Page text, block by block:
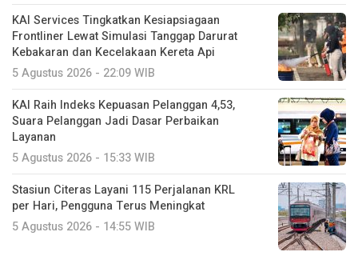
KAI Services Tingkatkan Kesiapsiagaan
Frontliner Lewat Simulasi Tanggap Darurat
Kebakaran dan Kecelakaan Kereta Api
5 Agustus 2026 - 22:09 WIB
KAI Raih Indeks Kepuasan Pelanggan 4,53,
Suara Pelanggan Jadi Dasar Perbaikan
Layanan
5 Agustus 2026 - 15:33 WIB
Stasiun Citeras Layani 115 Perjalanan KRL
per Hari, Pengguna Terus Meningkat
5 Agustus 2026 - 14:55 WIB